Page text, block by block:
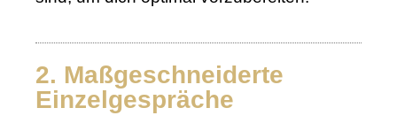
2. Maßgeschneiderte
Einzelgespräche